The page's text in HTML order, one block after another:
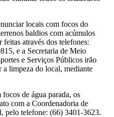
locais com focos do
baldios com acúmulos
através dos telefones:
e a Secretaria de Meio
e Serviços Públicos irão
limpeza do local, mediante
de água parada, os
com a Coordenadoria de
pelo telefone: (66) 3401-3623.